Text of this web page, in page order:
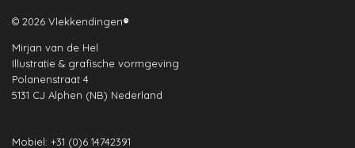
e
o
o
t
r
m
I
© 2026 Vlekkendingen®
Mirjan van de Hel
Illustratie & grafische vormgeving
Polanenstraat 4
5131 CJ Alphen (NB) Nederland
Mobiel: +31 (0)6 14742391